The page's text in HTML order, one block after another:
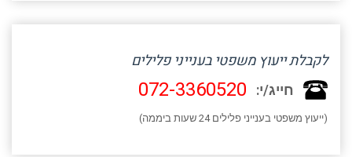
לקבלת ייעוץ משפטי בענייני פלילים
חייג/י: 072-3360520
(ייעוץ משפטי בענייני פלילים 24 שעות ביממה)